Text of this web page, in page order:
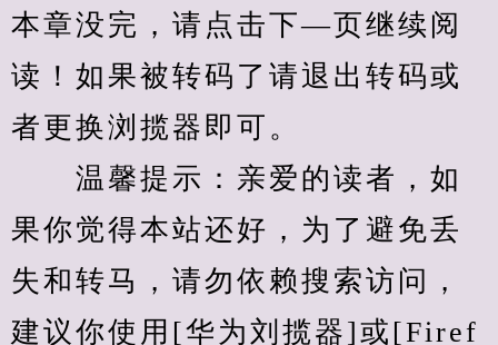
本章没完，请点击下—页继续阅
读！如果被转码了请退出转码或
者更换浏揽器即可。
温馨提示：亲爱的读者，如
果你觉得本站还好，为了避免丢
失和转马，请勿依赖搜索访问，
建议你使用[华为刘揽器]或[Firef